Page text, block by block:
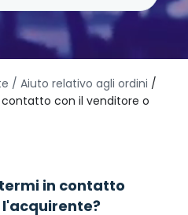
/ Aiuto relativo agli ordini /
con il venditore o
in contatto